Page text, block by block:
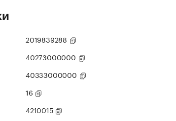
2019839288
40273000000
40333000000
16
4210015